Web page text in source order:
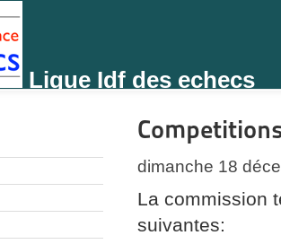
Ligue Idf des echecs
dimanche 18
La commission
suivantes: